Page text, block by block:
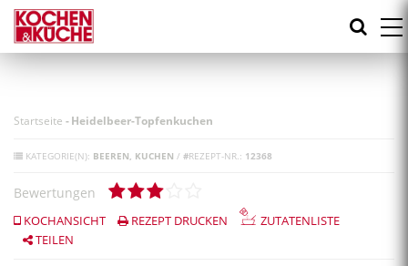
Direkt
zum
Inhalt
Startseite -Heidelbeer-Topfenkuchen
KATEGORIE(N): BEEREN KUCHEN / #REZEPT-NR.: 12368
Bewertungen
KOCHANSICHT REZEPT DRUCKEN
ZUTATENLISTE
TEILEN